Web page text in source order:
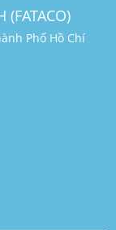
(FATACO)
Phố Hồ Chí